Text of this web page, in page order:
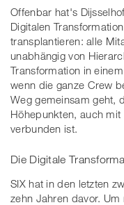
Offenbar hat's
Digitalen
transplantieren: alle
unabhängig von
Transformation in
wenn die ganze Crew
Weg gemeinsam geht,
Höhepunkten, auch
verbunden ist.
Die Digitale
SIX hat in den letzten
zehn Jahren davor.